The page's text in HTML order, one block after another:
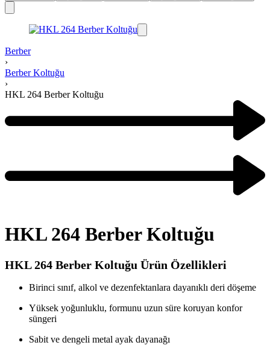
Berber
›
Berber Koltuğu
›
HKL 264 Berber Koltuğu
navigation
HKL 264 Berber Koltuğu
HKL 264 Berber Koltuğu Ürün Özellikleri
Birinci sınıf, alkol ve dezenfektanlara dayanıklı deri döşeme
Yüksek yoğunluklu, formunu uzun süre koruyan konfor
süngeri
Sabit ve dengeli metal ayak dayanağı